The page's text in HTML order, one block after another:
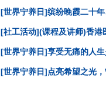
[世界宁养日]缤纷晚霞二十
[社工活动](课程及讲师)香
[世界宁养日]享受无痛的人
[世界宁养日]点亮希望之光